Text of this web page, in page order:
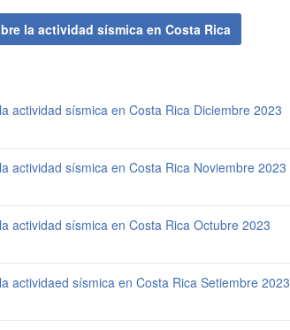
la actividad sísmica en Costa Rica
actividad sísmica en Costa Rica Diciembre 2023
actividad sísmica en Costa Rica Noviembre 2023
actividad sísmica en Costa Rica Octubre 2023
actividaed sísmica en Costa Rica Setiembre 2023